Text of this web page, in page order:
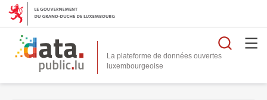
La plateforme de données ouvertes